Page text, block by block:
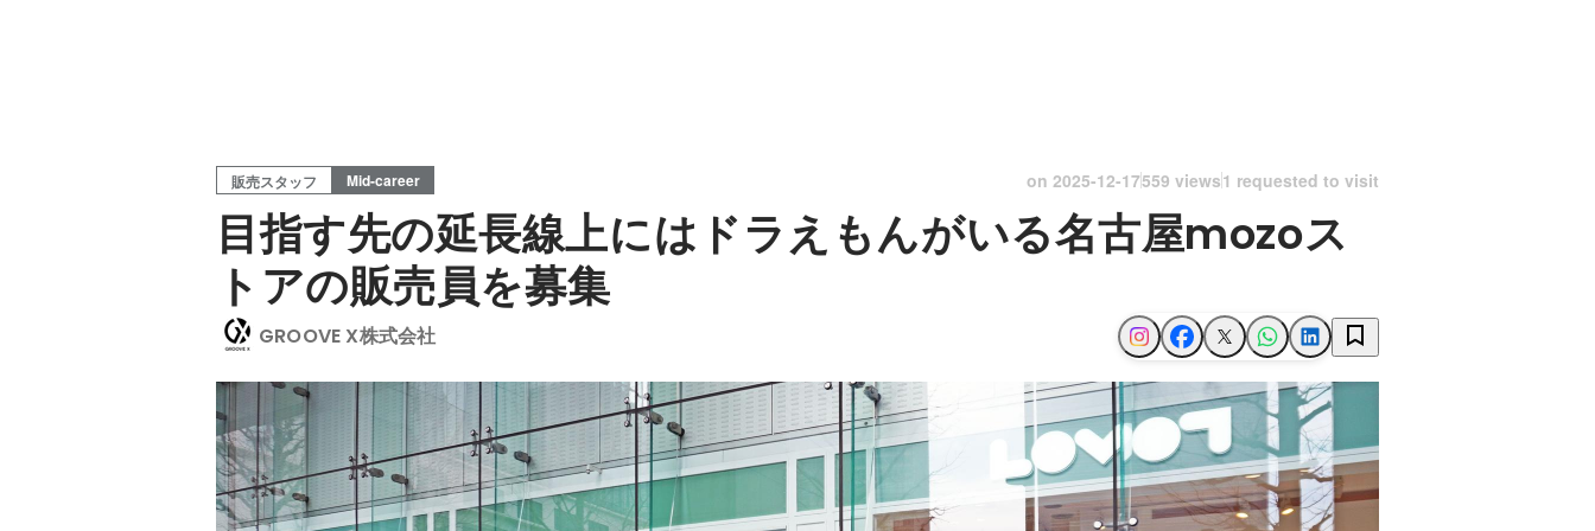
販売スタッフ Mid-career on 2025-12-17559 views1 requested to visit
目指す先の延長線上にはドラえもんがいる名古屋mozoス
トアの販売員を募集
GROOVE X株式会社